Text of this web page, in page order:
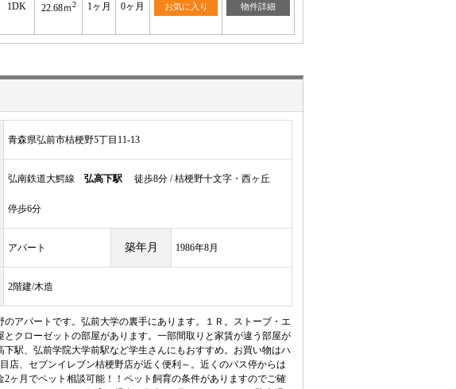
1DK 22.68ｍ2 1ヶ月 0ヶ月 お気に入り 物件詳細
青森県弘前市桔梗野5丁目11-13
弘南鉄道大鰐線 弘高下駅 徒歩8分 / 桔梗野十文字・西ヶ丘
停歩6分
アパート 築年月 1986年8月
2階建/木造
アパートです。弘前大学の裏手にあります。１Ｒ。ストーブ・エ
クローゼットの部屋があります。一部間取りと家賃が違う部屋が
駅、弘前学院大学前駅など学生さんにもおすすめ。お買い物はハ
店、セブンイレブン桔梗野店が近く便利～。近くのバス停からは
ヶ月でペット相談可能！！ペット飼育の条件がありますのでご確